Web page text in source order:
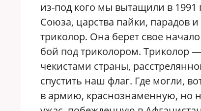
из-под кого мы вытащили в
Союза, царства пайки, парадов
триколор. Она берет свое
бой под триколором. Триколор
чекистами страны,
спустить наш флаг. Где могли,
в армию, краснознаменную, но